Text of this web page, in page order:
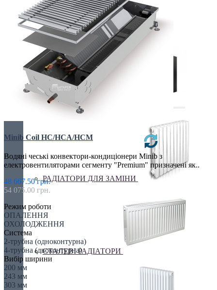
Дизайнерські
ЕЛЕКТРО РАДІАТОРИ
РАДІАТОРИ ДЛЯ ЗАМІНИ
СТАЛЕВІ РАДІАТОРИ
Minib Coil HC/HCA/HCM
Водяні чеські конвектори-кондиціонери Minib з
електровентиляторами сегменту "Premium" призначені як..
48 667.50 грн.
54 075.00 грн.
Режим роботи
ОПАЛЕННЯ
ОХОЛОДЖЕННЯ
Система
2-трубна (одноконтурна)
4-трубна (двоконтурна)
Вибір ширини
200 мм
243 мм
303 мм